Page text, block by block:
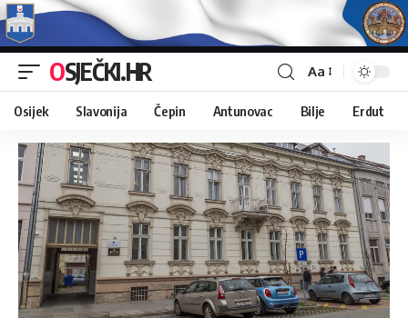
OSJEČKI.HR Aa
Osijek Slavonija Čepin Antunovac Bilje Erdut